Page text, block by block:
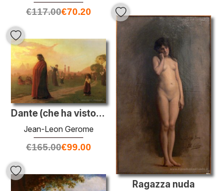
€117.00€70.20
Ragazza nuda
Dante (che ha visto bene)
Jean-Leon Gerome
€165.00€99.00